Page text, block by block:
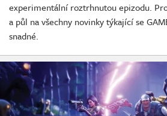
experimentální roztrhnutou epizodu.
a půl na všechny novinky týkající se
snadné.